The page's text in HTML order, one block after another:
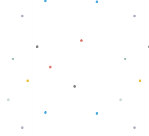
Baca selengkapnya